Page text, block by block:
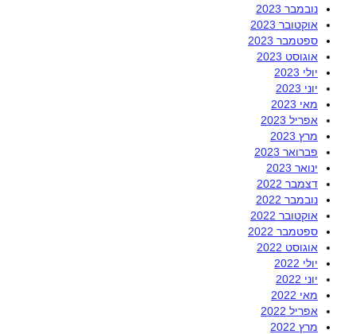
נובמבר 2023
אוקטובר 2023
ספטמבר 2023
אוגוסט 2023
יולי 2023
יוני 2023
מאי 2023
אפריל 2023
מרץ 2023
פברואר 2023
ינואר 2023
דצמבר 2022
נובמבר 2022
אוקטובר 2022
ספטמבר 2022
אוגוסט 2022
יולי 2022
יוני 2022
מאי 2022
אפריל 2022
מרץ 2022